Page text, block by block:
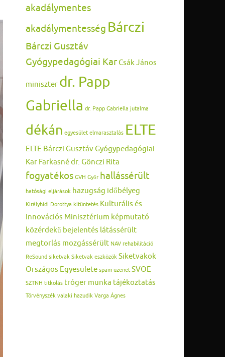
akadálymentes
akadálymentesség Bárczi
Bárczi Gusztáv
Gyógypedagógiai KarCsák János
miniszter dr. Papp
Gabriella dr. Papp Gabriella jutalma
dékán egyesület elmarasztalás ELTE
ELTE Bárczi Gusztáv Gyógypedagógiai
Kar Farkasné dr. Gönczi Rita
fogyatékos GVH Győr hallássérült
hatósági eljárások hazugság időbélyeg
Királyhidi Dorottya kitüntetés Kulturális és
Innovációs Minisztérium képmutató
közérdekű bejelentés látássérült
megtorlás mozgássérült NAV rehabilitáció
ReSound siketvak Siketvak eszközök Siketvakok
Országos Egyesülete spam üzenet SVOE
SZTNH titkolás tróger munka tájékoztatás
Törvényszék valaki hazudik Varga Ágnes